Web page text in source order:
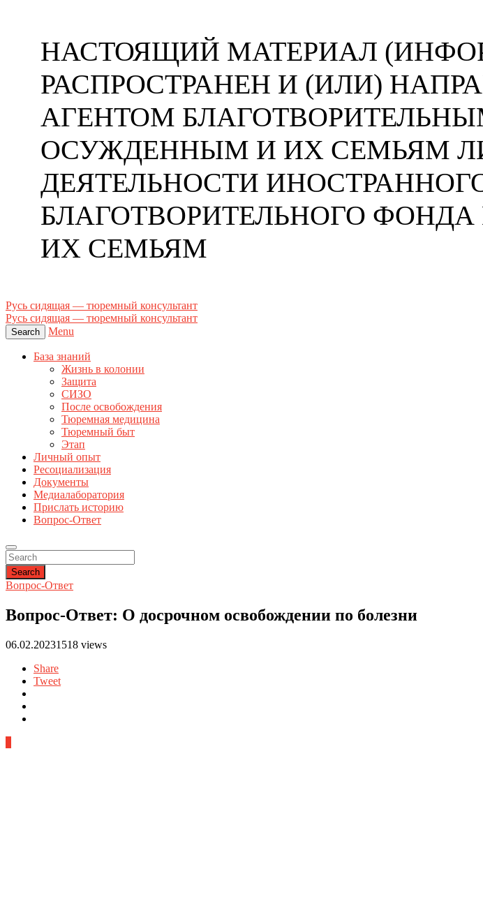
НАСТОЯЩИЙ МАТЕРИАЛ
РАСПРОСТРАНЕН И (ИЛИ)
АГЕНТОМ
ОСУЖДЕННЫМ И ИХ СЕМЬЯМ
ДЕЯТЕЛЬНОСТИ
БЛАГОТВОРИТЕЛЬНОГО
ИХ СЕМЬЯМ
Русь сидящая — тюремный консультант
Русь сидящая — тюремный консультант
Search Menu
База знаний
Жизнь в колонии
Защита
СИЗО
После освобождения
Тюремная медицина
Тюремный быт
Этап
Личный опыт
Ресоциализация
Документы
Медиалаборатория
Прислать историю
Вопрос-Ответ
Search
Вопрос-Ответ
Вопрос-Ответ: О досрочном освобождении по болезни
06.02.20231518 views
Share
Tweet